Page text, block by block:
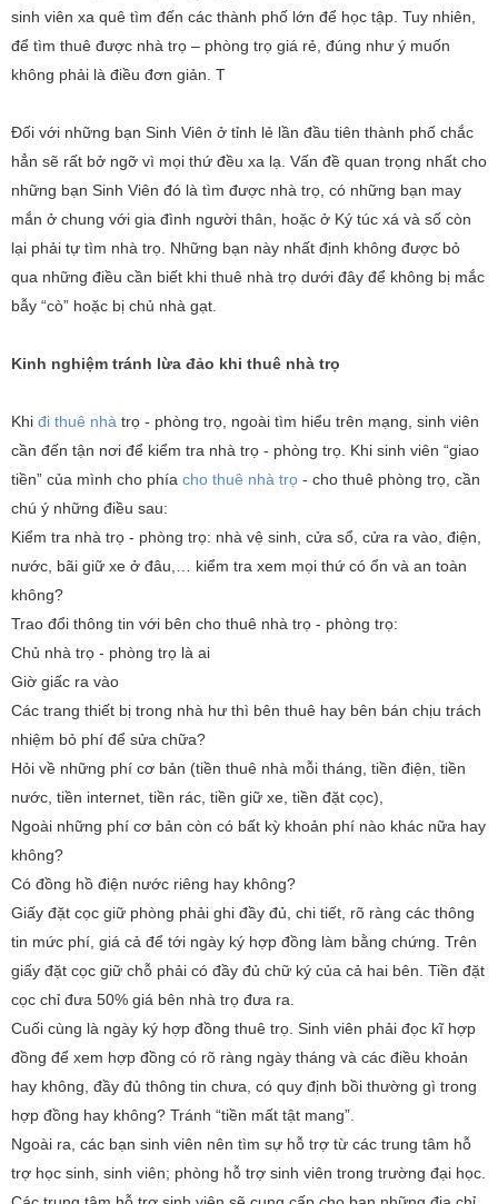
sinh viên xa quê tìm đến các thành phố lớn để học tập. Tuy nhiên,
để tìm thuê được nhà trọ – phòng trọ giá rẻ, đúng như ý muốn
không phải là điều đơn giản. T
Đối với những bạn Sinh Viên ở tỉnh lẻ lần đầu tiên thành phố chắc
hẳn sẽ rất bở ngỡ vì mọi thứ đều xa lạ. Vấn đề quan trọng nhất cho
những bạn Sinh Viên đó là tìm được nhà trọ, có những bạn may
mắn ở chung với gia đình người thân, hoặc ở Ký túc xá và số còn
lại phải tự tìm nhà trọ. Những bạn này nhất định không được bỏ
qua những điều cần biết khi thuê nhà trọ dưới đây để không bị mắc
bẫy “cò” hoặc bị chủ nhà gạt.
Kinh nghiệm tránh lừa đảo khi thuê nhà trọ
Khi đi thuê nhà trọ - phòng trọ, ngoài tìm hiểu trên mạng, sinh viên
cần đến tận nơi để kiểm tra nhà trọ - phòng trọ. Khi sinh viên “giao
tiền” của mình cho phía cho thuê nhà trọ - cho thuê phòng trọ, cần
chú ý những điều sau:
Kiểm tra nhà trọ - phòng trọ: nhà vệ sinh, cửa sổ, cửa ra vào, điện,
nước, bãi giữ xe ở đâu,… kiểm tra xem mọi thứ có ổn và an toàn
không?
Trao đổi thông tin với bên cho thuê nhà trọ - phòng trọ:
Chủ nhà trọ - phòng trọ là ai
Giờ giấc ra vào
Các trang thiết bị trong nhà hư thì bên thuê hay bên bán chịu trách
nhiệm bỏ phí để sửa chữa?
Hỏi về những phí cơ bản (tiền thuê nhà mỗi tháng, tiền điện, tiền
nước, tiền internet, tiền rác, tiền giữ xe, tiền đặt cọc),
Ngoài những phí cơ bản còn có bất kỳ khoản phí nào khác nữa hay
không?
Có đồng hồ điện nước riêng hay không?
Giấy đặt cọc giữ phòng phải ghi đầy đủ, chi tiết, rõ ràng các thông
tin mức phí, giá cả để tới ngày ký hợp đồng làm bằng chứng. Trên
giấy đặt cọc giữ chỗ phải có đầy đủ chữ ký của cả hai bên. Tiền đặt
cọc chỉ đưa 50% giá bên nhà trọ đưa ra.
Cuối cùng là ngày ký hợp đồng thuê trọ. Sinh viên phải đọc kĩ hợp
đồng để xem hợp đồng có rõ ràng ngày tháng và các điều khoản
hay không, đầy đủ thông tin chưa, có quy định bồi thường gì trong
hợp đồng hay không? Tránh “tiền mất tật mang”.
Ngoài ra, các bạn sinh viên nên tìm sự hỗ trợ từ các trung tâm hỗ
trợ học sinh, sinh viên; phòng hỗ trợ sinh viên trong trường đại học.